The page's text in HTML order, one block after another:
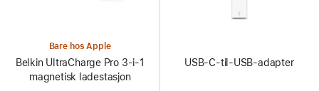
Bare hos Apple
Belkin UltraCharge Pro 3-i-1
magnetisk ladestasjon
USB-C-til-USB-adapter